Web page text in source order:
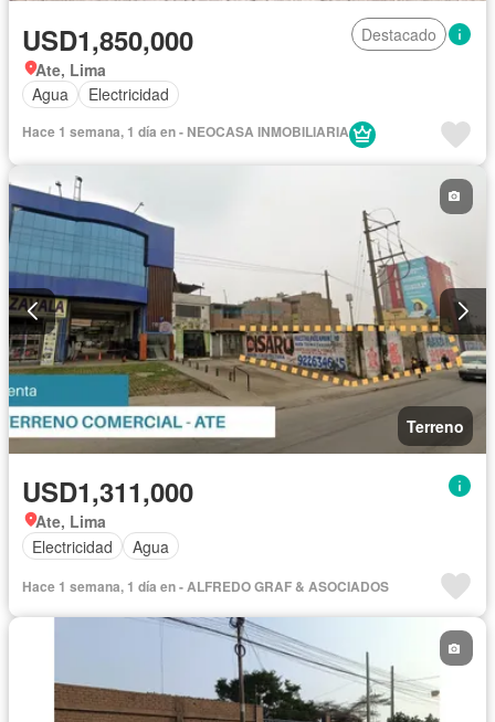
USD1,850,000
Destacado
Ate, Lima
Agua
Electricidad
Hace 1 semana, 1 día en - NEOCASA INMOBILIARIA
Terreno
USD1,311,000
Ate, Lima
Electricidad
Agua
Hace 1 semana, 1 día en - ALFREDO GRAF & ASOCIADOS